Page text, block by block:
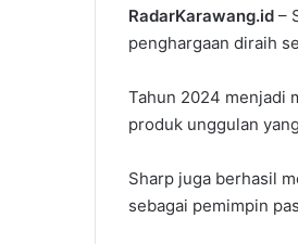
RadarKarawang.id –
penghargaan diraih
Tahun 2024 menjadi
produk unggulan
Sharp juga berhasil
sebagai pemimpin